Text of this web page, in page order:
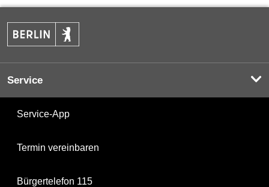
Service
Service-App
Termin vereinbaren
Bürgertelefon 115